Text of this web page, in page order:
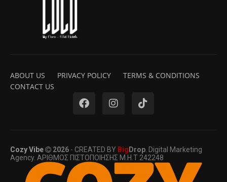
ABOUT US PRIVACY POLICY
TERMS & CONDITIONS
CONTACT US
Cozy Vibe 2026 - CREATED BY Big Drop. Digital Marketing
Agency. ΑΡΙΘΜΟΣ ΠΙΣΤΟΠΟΙΗΣΗΣ Μ.Η.Τ 242248